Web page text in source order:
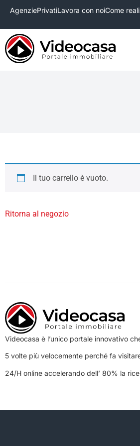
AgenziePrivatiLavora con noiCome
Il tuo carrello è vuoto.
Ritorna al negozio
Videocasa è l’unico portale innovativo
5 volte più velocemente perché fa
24/H online accelerando dell’ 80% la